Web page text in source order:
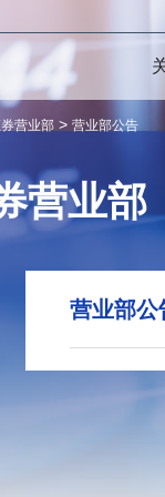
营业部 > 营业部公告
营业部
营业部公